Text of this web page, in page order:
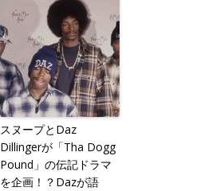
スヌープとDaz
Dillingerが「Tha Dogg
Pound」の伝記ドラマ
を企画！？Dazが語